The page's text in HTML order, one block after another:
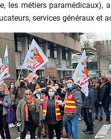
les métiers para­mé­di­caux),
ser­vices géné­raux et